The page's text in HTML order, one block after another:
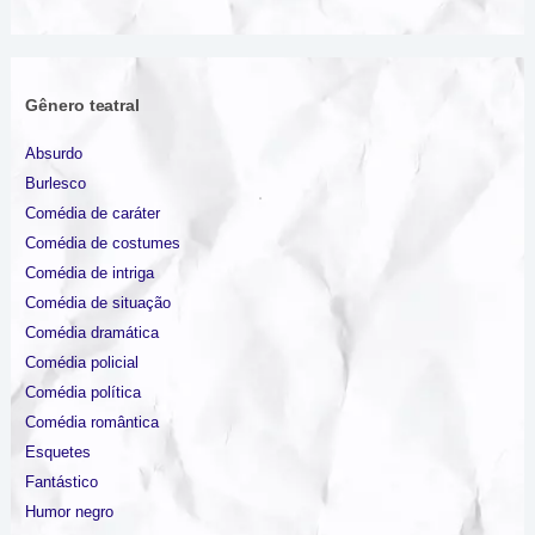
Gênero teatral
Absurdo
Burlesco
Comédia de caráter
Comédia de costumes
Comédia de intriga
Comédia de situação
Comédia dramática
Comédia policial
Comédia política
Comédia romântica
Esquetes
Fantástico
Humor negro